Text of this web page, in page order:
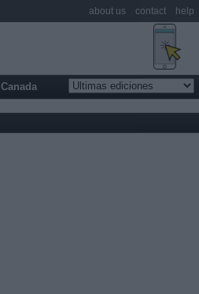
Canada
about us contact help